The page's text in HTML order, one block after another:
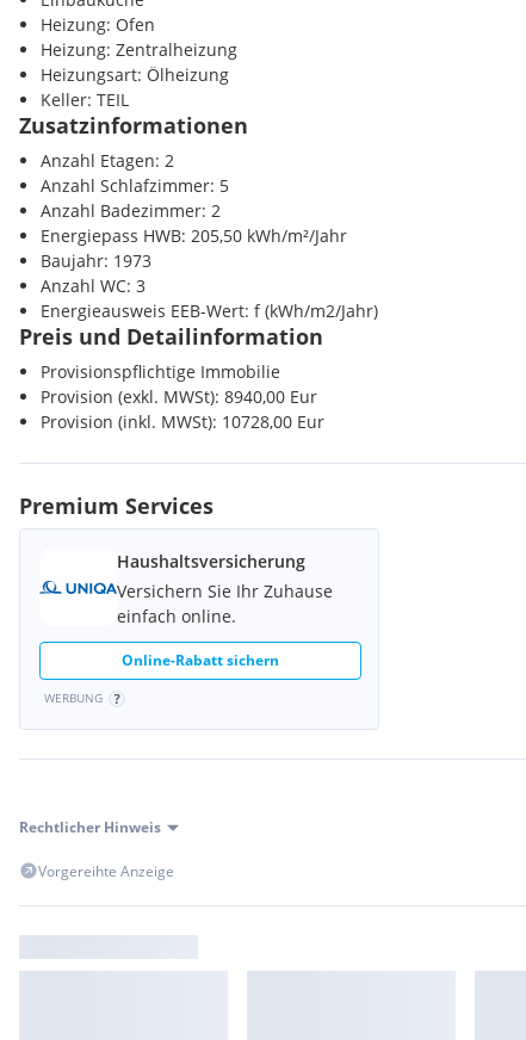
Die Grundversorgung (Gemeindeamt, Einkaufsmöglichkeiten,
Banken) befindet sich überwiegend in den nahegelegenen
Umgebung und Struktur
Die Umgebung ist typisch für das
ruhige Wohnlage
landwirtschaftlich genutzte Flächen und Wälder
locker verbaute Dorfstruktur
Freizeit und Naherholung
Die Region bietet zahlreiche Möglichkeiten für Freizeit- und
insbesondere Rad- und Wanderwege im Südburgenland
Bezirkshauptstadt Güssing.
Heizung: Ofen
Heizung: Zentralheizung
Heizungsart: Ölheizung
Keller: TEIL
Zusatzinformationen
Anzahl Etagen: 2
Anzahl Schlafzimmer: 5
Anzahl Badezimmer: 2
Energiepass HWB: 205,50 kWh/m²/Jahr
Baujahr: 1973
Anzahl WC: 3
Energieausweis EEB-Wert: f (kWh/m2/Jahr)
Preis und Detailinformation
Provisionspflichtige Immobilie
Provision (exkl. MWSt): 8940,00 Eur
Provision (inkl. MWSt): 10728,00 Eur
Premium Services
Haushaltsversicherung
Versichern Sie Ihr Zuhause
einfach online.
Online-Rabatt sichern
WERBUNG
Rechtlicher Hinweis
Vorgereihte Anzeige